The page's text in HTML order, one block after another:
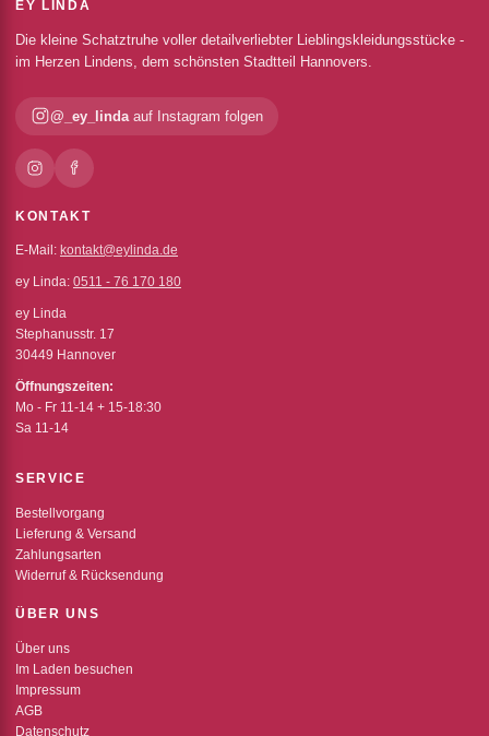
EY LINDA
Die kleine Schatztruhe voller detailverliebter Lieblingskleidungsstücke -
im Herzen Lindens, dem schönsten Stadtteil Hannovers.
@_ey_linda auf Instagram folgen
KONTAKT
E-Mail: kontakt@eylinda.de
ey Linda: 0511 - 76 170 180
ey Linda
Stephanusstr. 17
30449 Hannover
Öffnungszeiten:
Mo - Fr 11-14 + 15-18:30
Sa 11-14
SERVICE
Bestellvorgang
Lieferung & Versand
Zahlungsarten
Widerruf & Rücksendung
ÜBER UNS
Über uns
Im Laden besuchen
Impressum
AGB
Datenschutz